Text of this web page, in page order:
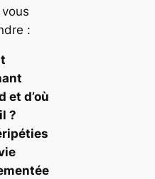
:
et d’où
?